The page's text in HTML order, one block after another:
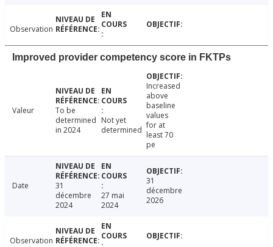
Observation
Improved provider competency score in FKTPs
Valeur
To be
determined
in 2024
Not yet
determined
Increased
above
baseline
values
for at
least 70
pe
Date
31
décembre
2024
27 mai
2024
31
décembre
2026
Observation